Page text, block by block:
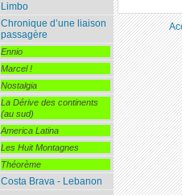
Limbo
Chronique d’une liaison
passagère
Ennio
Marcel !
Nostalgia
La Dérive des continents
(au sud)
America Latina
Les Huit Montagnes
Théorème
Costa Brava - Lebanon